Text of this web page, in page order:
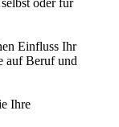
Einfluss Ihr
auf Beruf und
Ihre